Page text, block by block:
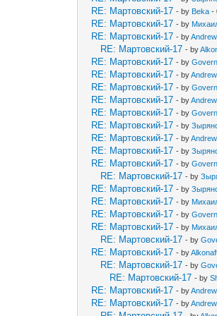
RE: Мартовский-17 - by Beka -
RE: Мартовский-17 - by
RE: Мартовский-17 - byAndrew
RE: Мартовский-17 - by
RE: Мартовский-17 - by
RE: Мартовский-17 - byAndrew
RE: Мартовский-17 - by
RE: Мартовский-17 - byAndrew
RE: Мартовский-17 - by
RE: Мартовский-17 - by
RE: Мартовский-17 - byAndrew
RE: Мартовский-17 - by
RE: Мартовский-17 - by
RE: Мартовский-17 - by
RE: Мартовский-17 - by
RE: Мартовский-17 - by
RE: Мартовский-17 - by
RE: Мартовский-17 - by
RE: Мартовский-17 - by
RE: Мартовский-17 - by
RE: Мартовский-17 - by
RE: Мартовский-17 - by
RE: Мартовский-17 - byAndrew
RE: Мартовский-17 - byAndrew